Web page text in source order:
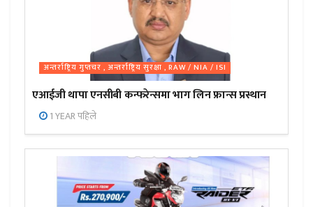
अन्तर्राष्ट्रिय गुप्तचर , अन्तर्राष्ट्रिय सुरक्षा , RAW / NIA / ISI
एआईजी थापा एनसीबी कन्फरेन्समा भाग लिन फ्रान्स प्रस्थान
1 YEAR पहिले